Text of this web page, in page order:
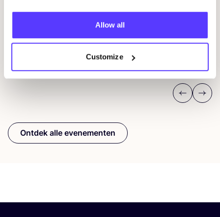
Allow all
Customize
Previous
Next
Ontdek alle evenementen